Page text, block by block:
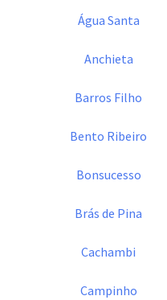
Água Santa
Anchieta
Barros Filho
Bento Ribeiro
Bonsucesso
Brás de Pina
Cachambi
Campinho